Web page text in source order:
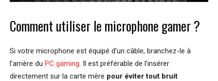
Comment utiliser le microphone gamer ?
Si votre microphone est équipé d’un câble, branchez-le à
l’arrière du PC gaming. Il est préférable de l’insérer
directement sur la carte mère pour éviter tout bruit